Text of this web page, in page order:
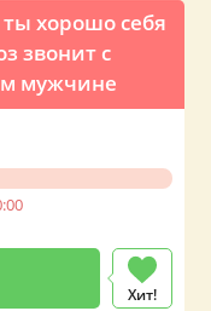
хорошо себя
звонит с
мужчине
Хит!